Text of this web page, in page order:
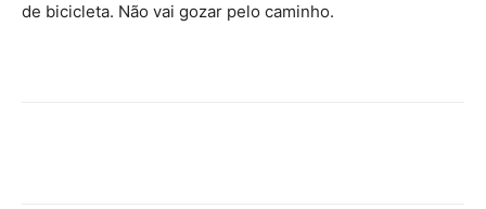
de bicicleta. Não vai gozar pelo caminho.